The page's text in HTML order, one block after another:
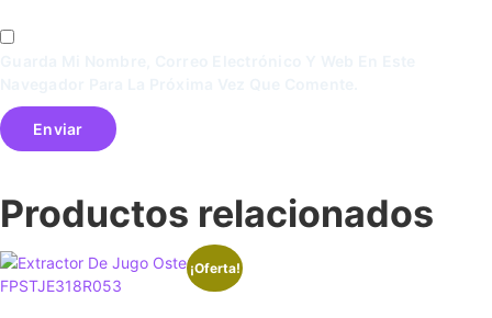
Productos relacionados
¡Oferta!